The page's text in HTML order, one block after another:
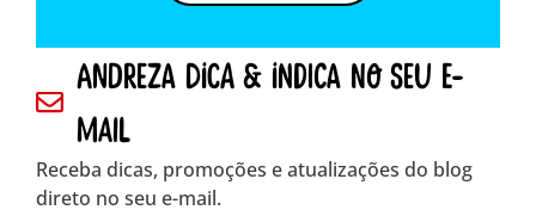
andreza dica & indica no seu e-
mail
Receba dicas, promoções e atualizações do blog
direto no seu e-mail.